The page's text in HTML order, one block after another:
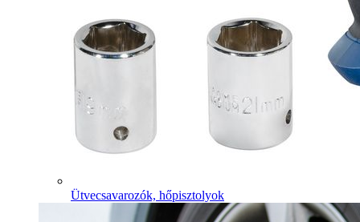
Ütvecsavarozók, hőpisztolyok